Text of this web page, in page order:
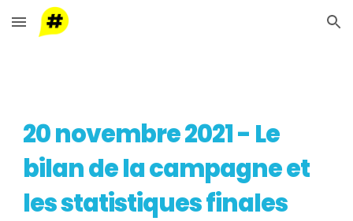
Skip to main content Skip to navigation
20 novembre 2021 - Le
bilan de la campagne et
les statistiques finales